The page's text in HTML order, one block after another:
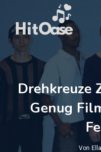
springen
Drehkreuze
Genug
Von Ella